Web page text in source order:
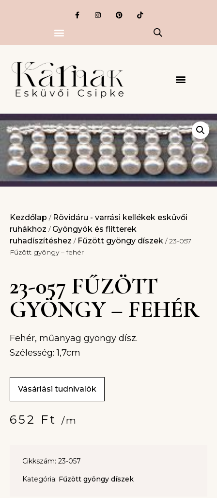
Kezdőlap / Rövidáru - varrási kellékek esküvői
ruhákhoz / Gyöngyök és flitterek
ruhadíszítéshez / Fűzött gyöngy díszek / 23-057
Fűzött gyöngy – fehér
23-057 FŰZÖTT
GYÖNGY – FEHÉR
Fehér, műanyag gyöngy dísz.
Szélesség: 1,7cm
Vásárlási tudnivalók
652 Ft /m
Cikkszám: 23-057
Kategória: Fűzött gyöngy díszek